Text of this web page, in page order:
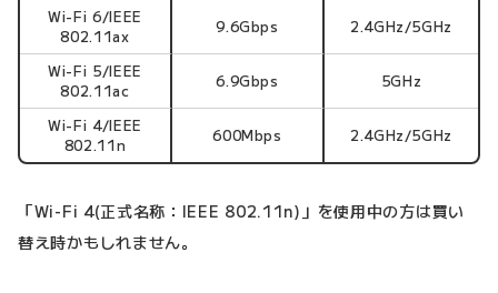
Wi-Fi 6/IEEE
802.11ax
9.6Gbps 2.4GHz/5GHz
Wi-Fi 5/IEEE
802.11ac
6.9Gbps 5GHz
Wi-Fi 4/IEEE
802.11n
600Mbps 2.4GHz/5GHz
「Wi-Fi 4(正式名称：IEEE 802.11n)」を使用中の方は買い
替え時かもしれません。